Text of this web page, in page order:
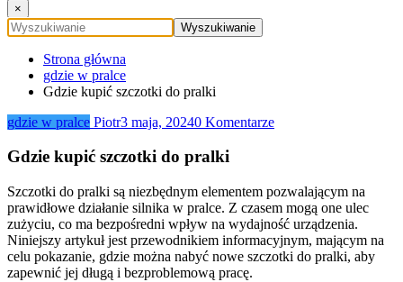
×
Strona główna
gdzie w pralce
Gdzie kupić szczotki do pralki
gdzie w pralce Piotr3 maja, 20240 Komentarze
Gdzie kupić szczotki do pralki
Szczotki do pralki są niezbędnym elementem pozwalającym na
prawidłowe działanie silnika w pralce. Z czasem mogą one ulec
zużyciu, co ma bezpośredni wpływ na wydajność urządzenia.
Niniejszy artykuł jest przewodnikiem informacyjnym, mającym na
celu pokazanie, gdzie można nabyć nowe szczotki do pralki, aby
zapewnić jej długą i bezproblemową pracę.